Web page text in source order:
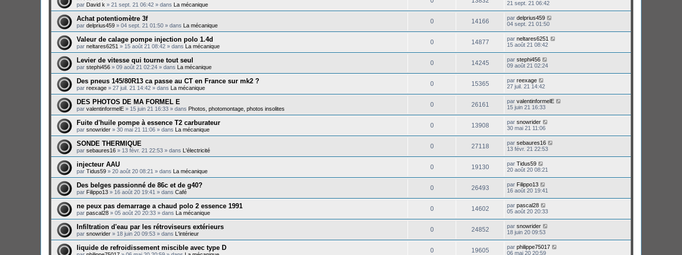
par David k » 21 sept. 21 06:42 » dans La mécanique
21 sept. 21 06:42
Achat potentiomètre 3f
par delprius459 » 04 sept. 21 01:50 » dans La mécanique
0 14166 par delprius459
04 sept. 21 01:50
Valeur de calage pompe injection polo 1.4d
par neltares6251 » 15 août 21 08:42 » dans La mécanique
0 14877 par neltares6251
15 août 21 08:42
Levier de vitesse qui tourne tout seul
par stephi456 » 09 août 21 02:24 » dans La mécanique
0 14245 par stephi456
09 août 21 02:24
Des pneus 145/80R13 ca passe au CT en France sur mk2 ?
par reexage » 27 juil. 21 14:42 » dans La mécanique
0 15365 par reexage
27 juil. 21 14:42
DES PHOTOS DE MA FORMEL E
par valentinformelE » 15 juin 21 16:33 » dans Photos, photomontage, photos insolites
0 26161 par valentinformelE
15 juin 21 16:33
Fuite d'huile pompe à essence T2 carburateur
par snowrider » 30 mai 21 11:06 » dans La mécanique
0 13908 par snowrider
30 mai 21 11:06
SONDE THERMIQUE
par sebaures16 » 13 févr. 21 22:53 » dans L'électricité
0 27118 par sebaures16
13 févr. 21 22:53
injecteur AAU
par Tidus59 » 20 août 20 08:21 » dans La mécanique
0 19130 par Tidus59
20 août 20 08:21
Des belges passionné de 86c et de g40?
par Filippo13 » 16 août 20 19:41 » dans Café
0 26493 par Filippo13
16 août 20 19:41
ne peux pas demarrage a chaud polo 2 essence 1991
par pascal28 » 05 août 20 20:33 » dans La mécanique
0 14602 par pascal28
05 août 20 20:33
Infiltration d'eau par les rétroviseurs extérieurs
par snowrider » 18 juin 20 09:53 » dans L'intérieur
0 24852 par snowrider
18 juin 20 09:53
liquide de refroidissement miscible avec type D 0 19605 par philippe75017
06 mai 20 20:59